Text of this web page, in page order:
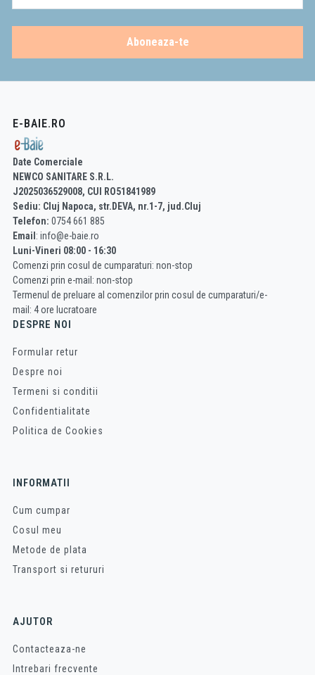
Aboneaza-te
E-BAIE.RO
Date Comerciale
NEWCO SANITARE S.R.L.
J2025036529008, CUI RO51841989
Sediu: Cluj Napoca, str.DEVA, nr.1-7, jud.Cluj
Telefon: 0754 661 885
Email: info@e-baie.ro
Luni-Vineri 08:00 - 16:30
Comenzi prin cosul de cumparaturi: non-stop
Comenzi prin e-mail: non-stop
Termenul de preluare al comenzilor prin cosul de cumparaturi/e-
mail: 4 ore lucratoare
DESPRE NOI
Formular retur
Despre noi
Termeni si conditii
Confidentialitate
Politica de Cookies
INFORMATII
Cum cumpar
Cosul meu
Metode de plata
Transport si retururi
AJUTOR
Contacteaza-ne
Intrebari frecvente